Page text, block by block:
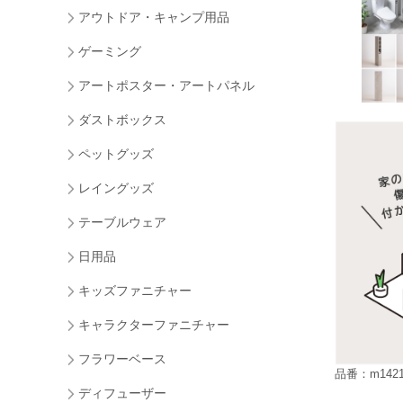
品番：
アウトドア・キャンプ用品
ゲーミング
アートポスター・アートパネル
ダストボックス
ペットグッズ
レイングッズ
テーブルウェア
日用品
キッズファニチャー
キャラクターファニチャー
フラワーベース
ディフューザー